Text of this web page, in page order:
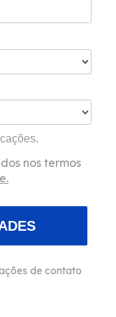
nos termos
de contato